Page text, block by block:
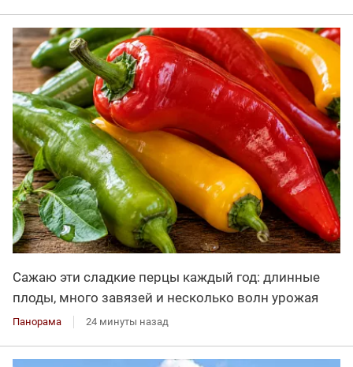
Сажаю эти сладкие перцы каждый год: длинные
плоды, много завязей и несколько волн урожая
Панорама 24 минуты назад